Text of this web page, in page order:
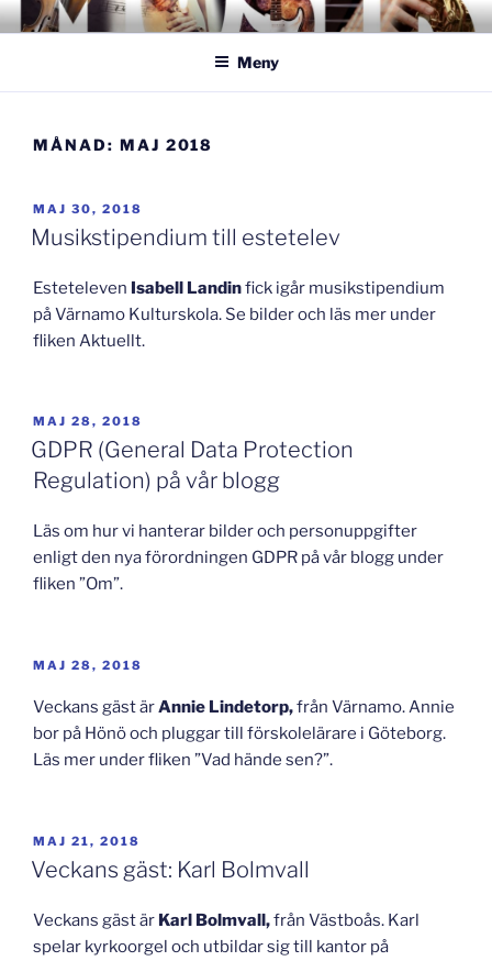
Hoppa
till
GISLAVEDMUSIKESTET
– här formas framtiden!
Meny
MÅNAD: MAJ 2018
PUBLICERAT
MAJ 30, 2018
Musikstipendium till estetelev
Esteteleven Isabell Landinfick igår musikstipendium
på Värnamo Kulturskola. Se bilder och läs mer under
fliken Aktuellt.
PUBLICERAT
MAJ 28, 2018
GDPR (General Data Protection
Regulation) på vår blogg
Läs om hur vi hanterar bilder och personuppgifter
enligt den nya förordningen GDPR på vår blogg under
fliken ”Om”.
PUBLICERAT
MAJ 28, 2018
Veckans gäst ärAnnie Lindetorp,från Värnamo. Annie
bor på Hönö och pluggar till förskolelärare i Göteborg.
Läs mer under fliken ”Vad hände sen?”.
PUBLICERAT
MAJ 21, 2018
Veckans gäst: Karl Bolmvall
Veckans gäst är Karl Bolmvall,från Västboås. Karl
spelar kyrkoorgel och utbildar sig till kantor på